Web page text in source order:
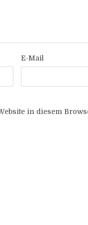
E-Mail
in diesem